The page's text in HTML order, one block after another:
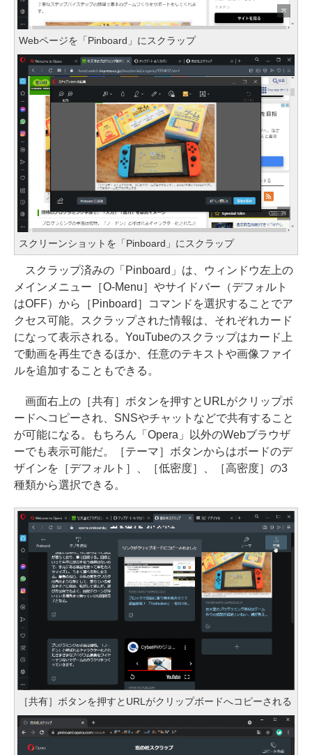
Webページを「Pinboard」にスクラップ
スクリーンショットを「Pinboard」にスクラップ
スクラップ済みの「Pinboard」は、ウィンドウ左上の
メインメニュー［O-Menu］やサイドバー（デフォルト
はOFF）から［Pinboard］コマンドを選択することでア
クセス可能。スクラップされた情報は、それぞれカード
になって表示される。YouTubeのスクラップはカード上
で動画を再生できるほか、任意のテキストや画像ファイ
ルを追加することもできる。
画面右上の［共有］ボタンを押すとURLがクリップボ
ードへコピーされ、SNSやチャットなどで共有すること
が可能になる。もちろん「Opera」以外のWebブラウザ
ーでも表示可能だ。［テーマ］ボタンからはボードのデ
ザインを［デフォルト］、［低密度］、［高密度］の3
種類から選択できる。
［共有］ボタンを押すとURLがクリップボードへコピーされる